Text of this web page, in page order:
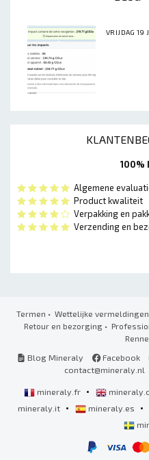
VRIJDAG 19
100%
Algemene
Product kwaliteit
Verpakking en
Verzending en
Termen • Wettelijke vermeldingen
Retour en bezorging•
Blog Mineraly
Facebook
contact@mineraly.nl
mineraly.fr •
mineraly.it • mineraly.es •